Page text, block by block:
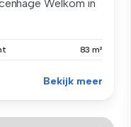
Welkom in
83 m²
Bekijk meer